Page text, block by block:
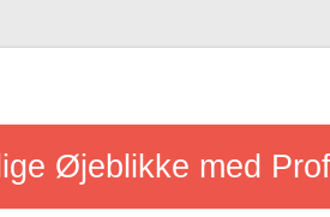
Øjeblikke med